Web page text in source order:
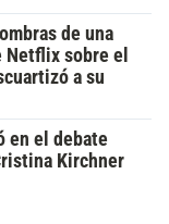
de una
sobre el
a su
en el debate
Kirchner